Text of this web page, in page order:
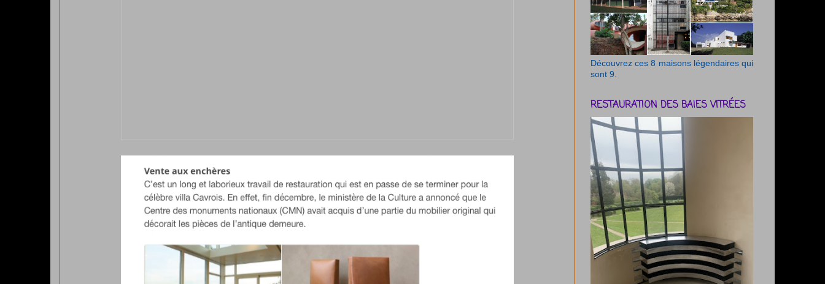
Découvrez ces 8 maisons légendaires qui
sont 9.
RESTAURATION DES BAIES VITRÉES